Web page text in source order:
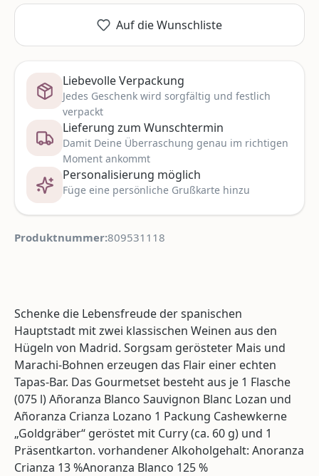
Auf die Wunschliste
Liebevolle Verpackung
Jedes Geschenk wird sorgfältig und festlich
verpackt
Lieferung zum Wunschtermin
Damit Deine Überraschung genau im richtigen
Moment ankommt
Personalisierung möglich
Füge eine persönliche Grußkarte hinzu
Produktnummer:809531118
Schenke die Lebensfreude der spanischen
Hauptstadt mit zwei klassischen Weinen aus den
Hügeln von Madrid. Sorgsam gerösteter Mais und
Marachi-Bohnen erzeugen das Flair einer echten
Tapas-Bar. Das Gourmetset besteht aus je 1 Flasche
(075 l) Añoranza Blanco Sauvignon Blanc Lozan und
Añoranza Crianza Lozano 1 Packung Cashewkerne
„Goldgräber“ geröstet mit Curry (ca. 60 g) und 1
Präsentkarton. vorhandener Alkoholgehalt: Anoranza
Crianza 13 %Anoranza Blanco 125 %